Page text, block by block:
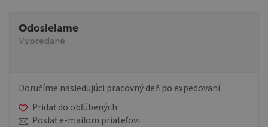
Odosielame
Vypredané
Doručíme nasledujúci pracovný deň po expedovaní.
Pridať do obľúbených
Poslať e-mailom priateľovi